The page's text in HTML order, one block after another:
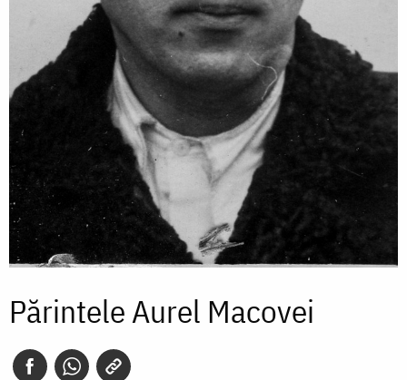
Părintele Aurel Macovei